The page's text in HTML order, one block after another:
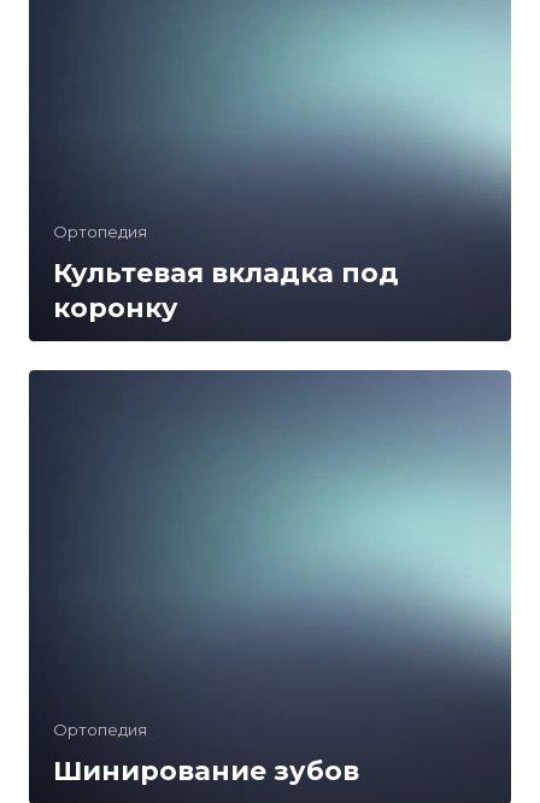
Ортопедия
Культевая вкладка под
коронку
Ортопедия
Шинирование зубов